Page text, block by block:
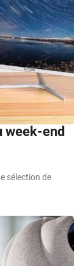
week-end
sélection de